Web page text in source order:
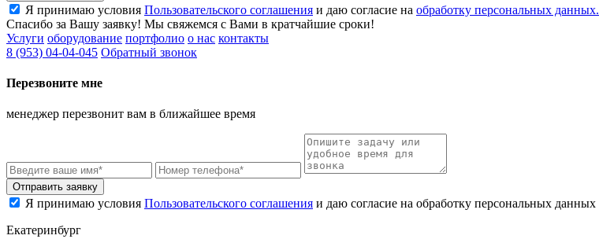
Я принимаю условия Пользовательского соглашения и даю согласие на обработку персональных данных.
Спасибо за Вашу заявку! Мы свяжемся с Вами в кратчайшие сроки!
Услуги оборудование портфолио о нас контакты
8 (953) 04-04-045 Обратный звонок
Перезвоните мне
менеджер перезвонит вам в ближайшее время
Отправить заявку
Я принимаю условия Пользовательского соглашения и даю согласие на обработку персональных данных
Екатеринбург